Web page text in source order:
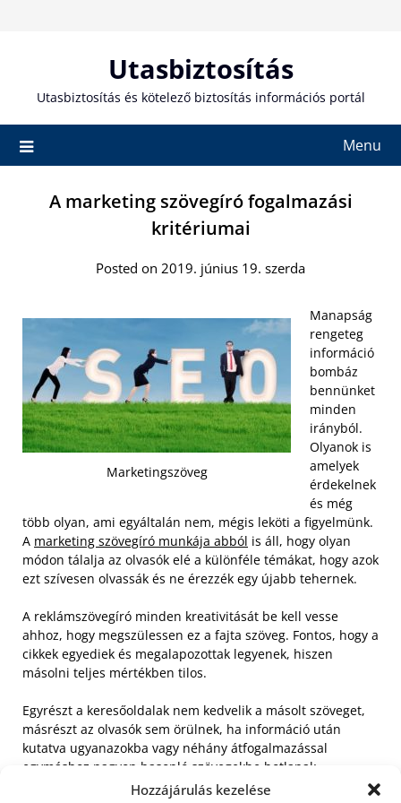
Hozzájárulás kezelése
Utasbiztosítás
Utasbiztosítás és kötelező biztosítás információs portál
Menu
A marketing szövegíró fogalmazási
kritériumai
Posted on 2019. június 19. szerda
Marketingszöveg
Manapság
rengeteg
információ
bombáz
bennünket
minden
irányból.
Olyanok is
amelyek
érdekelnek
és még
több olyan, ami egyáltalán nem, mégis leköti a figyelmünk.
A marketing szövegíró munkája abból is áll, hogy olyan
módon tálalja az olvasók elé a különféle témákat, hogy azok
ezt szívesen olvassák és ne érezzék egy újabb tehernek.
A reklámszövegíró minden kreativitását be kell vesse
ahhoz, hogy megszülessen ez a fajta szöveg. Fontos, hogy a
cikkek egyediek és megalapozottak legyenek, hiszen
másolni teljes mértékben tilos.
Egyrészt a keresőoldalak nem kedvelik a másolt szöveget,
másrészt az olvasók sem örülnek, ha információ után
kutatva ugyanazokba vagy néhány átfogalmazással
egymáshoz nagyon hasonló szövegekbe botlanak.